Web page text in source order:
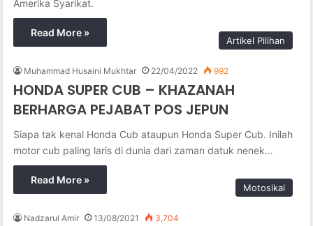
Amerika Syarikat.
Read More »
Artikel Pilihan
Muhammad Husaini Mukhtar 22/04/2022 992
HONDA SUPER CUB – KHAZANAH
BERHARGA PEJABAT POS JEPUN
Siapa tak kenal Honda Cub ataupun Honda Super Cub. Inilah
motor cub paling laris di dunia dari zaman datuk nenek…
Read More »
Motosikal
Nadzarul Amir 13/08/2021 3,704